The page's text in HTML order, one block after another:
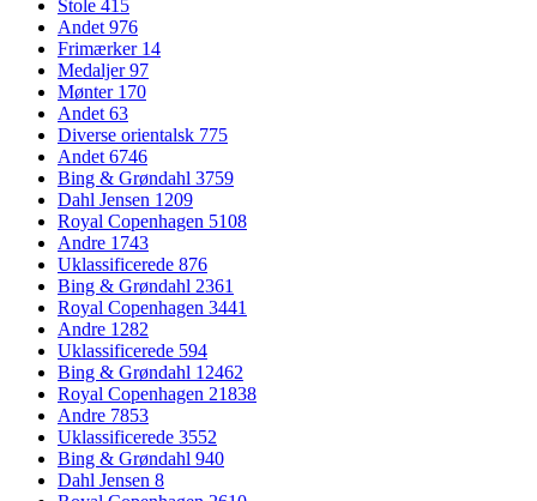
Stole 415
Andet976
Frimærker 14
Medaljer97
Mønter 170
Andet63
Diverse orientalsk 775
Andet6746
Bing & Grøndahl 3759
Dahl Jensen 1209
Royal Copenhagen 5108
Andre 1743
Uklassificerede 876
Bing & Grøndahl 2361
Royal Copenhagen 3441
Andre 1282
Uklassificerede 594
Bing & Grøndahl 12462
Royal Copenhagen 21838
Andre 7853
Uklassificerede 3552
Bing & Grøndahl 940
Dahl Jensen 8